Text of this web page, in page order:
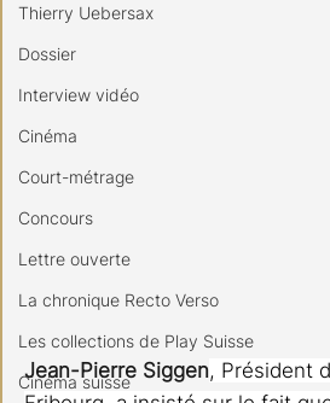
Thierry Uebersax
Dossier
Interview vidéo
Cinéma
Court-métrage
Concours
Lettre ouverte
La chronique Recto Verso
Les collections de Play Suisse
Cinéma suisse
Jean-Pierre Siggen, Président